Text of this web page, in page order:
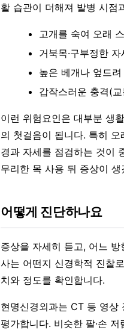
활 습관이 더해져 발병 시점
고개를 숙여 오래
거북목·구부정한 자
높은 베개나 엎드
갑작스러운 충격(
이런 위험요인은 대부분 생
의 첫걸음이 됩니다. 특히
경과 자세를 점검하는 것이
무리한 목 사용 뒤 증상이
어떻게 진단하나요
증상을 자세히 듣고, 어느 방
사는 어떤지 신경학적 진찰
치와 정도를 확인합니다.
현명신경외과는 CT 등 영상
평가합니다. 비슷한 팔·손